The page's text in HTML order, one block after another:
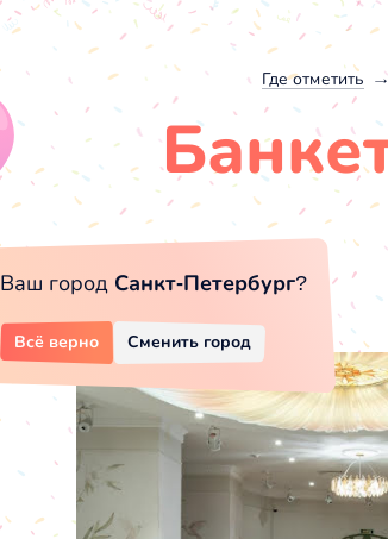
Где отметить
Ваш город Санкт-Петербург?
Всё верно Сменить город